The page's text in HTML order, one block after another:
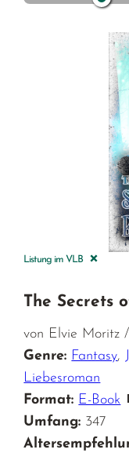
Listung im VLB
The Secrets
von Elvie Moritz
Genre: Fantasy,
Liebesroman
Format: E-Book
Umfang: 347